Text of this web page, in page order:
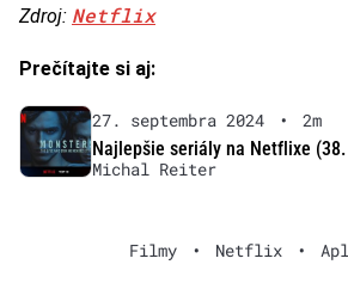
Zdroj: Netflix
Prečítajte si aj:
27. septembra 2024 •
2m
Najlepšie seriály na Netflixe
Michal Reiter
Filmy • Netflix •